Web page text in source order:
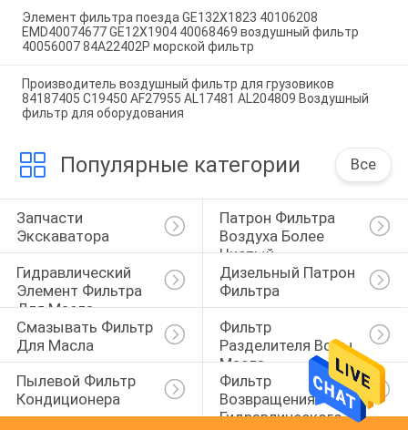
Элемент фильтра поезда GE132X1823 40106208
EMD40074677 GE12X1904 40068469 воздушный фильтр
40056007 84A22402P морской фильтр
Производитель воздушный фильтр для грузовиков
84187405 C19450 AF27955 AL17481 AL204809 Воздушный
фильтр для оборудования
Популярные категории Все
Запчасти
Экскаватора
Патрон Фильтра
Воздуха Более
Чистый
Гидравлический
Элемент Фильтра
Для Масла
Дизельный Патрон
Фильтра
Смазывать Фильтр
Для Масла
Фильтр
Разделителя Воды
Масла
Пылевой Фильтр
Кондиционера
Фильтр
Возвращения
Гидравлического